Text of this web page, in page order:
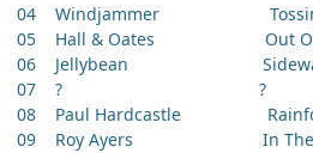
04 Windjammer Tossing
05 Hall & Oates Out Of
06 Jellybean Sidewalk
07 ? ?
08 Paul Hardcastle
09 Roy Ayers In The